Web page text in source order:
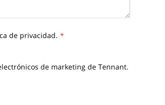
de privacidad. *
de marketing de Tennant.